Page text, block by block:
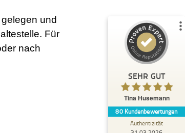
und
Für
nach
SEHR GUT
Tina Husemann
80 Kundenbewertungen
Authentizität
43
Bewertungen auf
ProvenExpert.com
Bewertungen von
3
Blick aufs ProvenExpert-Profil werfen
Anonym
5,00
versucht es unbedingt ,am Ende wird alles
gut ! Ich kann es ...